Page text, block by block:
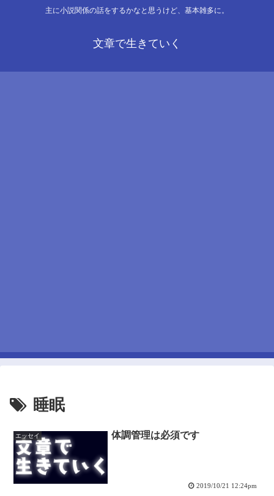
主に小説関係の話をするかなと思うけど、基本雑多に。
文章で生きていく
睡眠
エッセイ 体調管理は必須です
2019/10/21 12:24pm